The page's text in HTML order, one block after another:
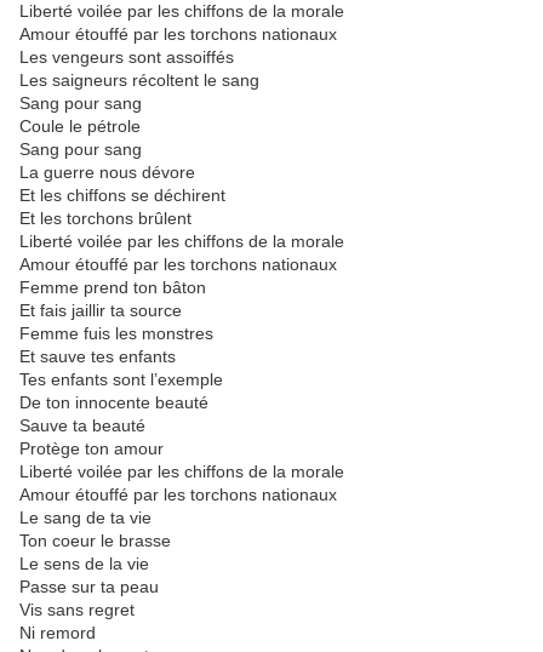
Liberté voilée par les chiffons de la morale
Amour étouffé par les torchons nationaux
Les vengeurs sont assoiffés
Les saigneurs récoltent le sang
Sang pour sang
Coule le pétrole
Sang pour sang
La guerre nous dévore
Et les chiffons se déchirent
Et les torchons brûlent
Liberté voilée par les chiffons de la morale
Amour étouffé par les torchons nationaux
Femme prend ton bâton
Et fais jaillir ta source
Femme fuis les monstres
Et sauve tes enfants
Tes enfants sont l’exemple
De ton innocente beauté
Sauve ta beauté
Protège ton amour
Liberté voilée par les chiffons de la morale
Amour étouffé par les torchons nationaux
Le sang de ta vie
Ton coeur le brasse
Le sens de la vie
Passe sur ta peau
Vis sans regret
Ni remord